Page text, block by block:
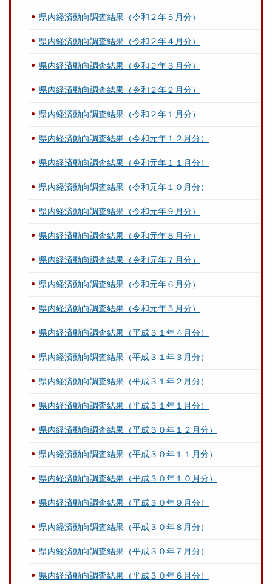
県内経済動向調査結果（令和２年５月分）
県内経済動向調査結果（令和２年４月分）
県内経済動向調査結果（令和２年３月分）
県内経済動向調査結果（令和２年２月分）
県内経済動向調査結果（令和２年１月分）
県内経済動向調査結果（令和元年１２月分）
県内経済動向調査結果（令和元年１１月分）
県内経済動向調査結果（令和元年１０月分）
県内経済動向調査結果（令和元年９月分）
県内経済動向調査結果（令和元年８月分）
県内経済動向調査結果（令和元年７月分）
県内経済動向調査結果（令和元年６月分）
県内経済動向調査結果（令和元年５月分）
県内経済動向調査結果（平成３１年４月分）
県内経済動向調査結果（平成３１年３月分）
県内経済動向調査結果（平成３１年２月分）
県内経済動向調査結果（平成３１年１月分）
県内経済動向調査結果（平成３０年１２月分）
県内経済動向調査結果（平成３０年１１月分）
県内経済動向調査結果（平成３０年１０月分）
県内経済動向調査結果（平成３０年９月分）
県内経済動向調査結果（平成３０年８月分）
県内経済動向調査結果（平成３０年７月分）
県内経済動向調査結果（平成３０年６月分）